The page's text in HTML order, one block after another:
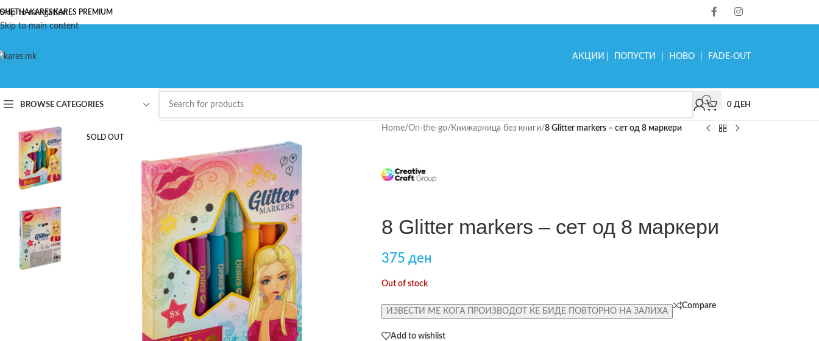
Skip to navigation
Skip to main content
KARESKARES PREMIUM
АКЦИИ ПОПУСТИ НОВО FADE-OUT
BROWSE CATEGORIES 0 ДЕН
SOLD OUT
Home/On-the-go/ Книжарница без книги/8 Glitter markers – сет од 8 маркери
8 Glitter markers – сет од 8 маркери
375 ден
Out of stock
ИЗВЕСТИ МЕ КОГА ПРОИЗВОДОТ ЌЕ БИДЕ ПОВТОРНО НА ЗАЛИХА
Compare
Add to wishlist